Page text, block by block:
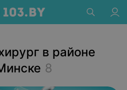
в районе
8